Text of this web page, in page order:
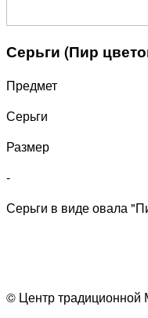
Серьги (Пир
Предмет
Серьги
Размер
-
Серьги в виде овала
© Центр традиционной